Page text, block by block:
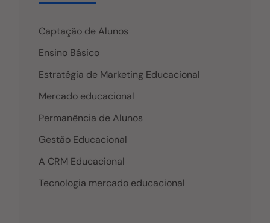
Captação de Alunos
Ensino Básico
Estratégia de Marketing Educacional
Mercado educacional
Permanência de Alunos
Gestão Educacional
A CRM Educacional
Tecnologia mercado educacional